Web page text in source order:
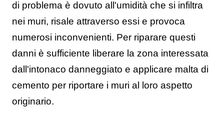
di problema è dovuto all'umidità che si infiltra
nei muri, risale attraverso essi e provoca
numerosi inconvenienti. Per riparare questi
danni è sufficiente liberare la zona interessata
dall'intonaco danneggiato e applicare malta di
cemento per riportare i muri al loro aspetto
originario.